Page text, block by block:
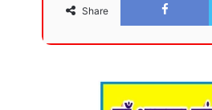
Share